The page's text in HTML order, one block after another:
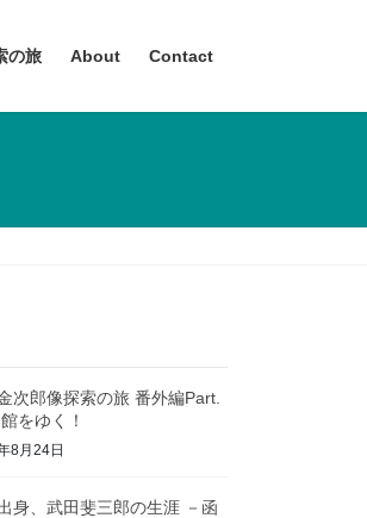
の旅 About Contact
次郎像探索の旅 番外編Part.
をゆく！
8月24日
身、武田斐三郎の生涯 －函